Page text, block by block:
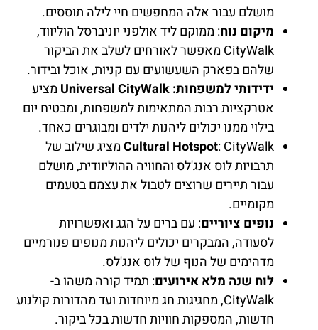
מושלם עבור אלה המחפשים חיי לילה תוססים.
מיקום נוח: ממוקם ליד אולפני יוניברסל הוליווד,
CityWalk מאפשר לאורחים לשלב את הביקור
שלהם בפארק השעשועים עם קניות, אוכל ובידור.
ידידותי למשפחות: Universal CityWalk
מציע
אטרקציות רבות המתאימות למשפחות, ומבטיח יום
בילוי ממנו יכולים ליהנות ילדים ומבוגרים כאחד.
Cultural Hotspot: CityWalk מציג שילוב של
תרבויות לוס אנג'לס והחוויה ההוליוודית, מושלם
עבור תיירים שרוצים לטבול את עצמם בטעמים
מקומיים.
נופים ציוריים: עם ברים על הגג ואפשרויות
לסעודה, המבקרים יכולים ליהנות מנופים פנורמיים
מדהימים של הנוף של לוס אנג'לס.
לוח שנה מלא אירועים: תמיד קורה משהו ב-
CityWalk, מחגיגות חג מיוחדות ועד מהדורות קולנוע
חדשות, המספקות חוויות חדשות בכל ביקור.